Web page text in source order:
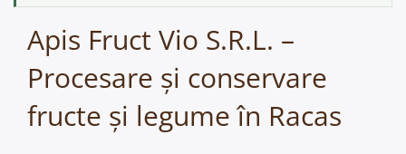
Apis Fruct Vio S.R.L. –
Procesare și conservare
fructe și legume în Racas